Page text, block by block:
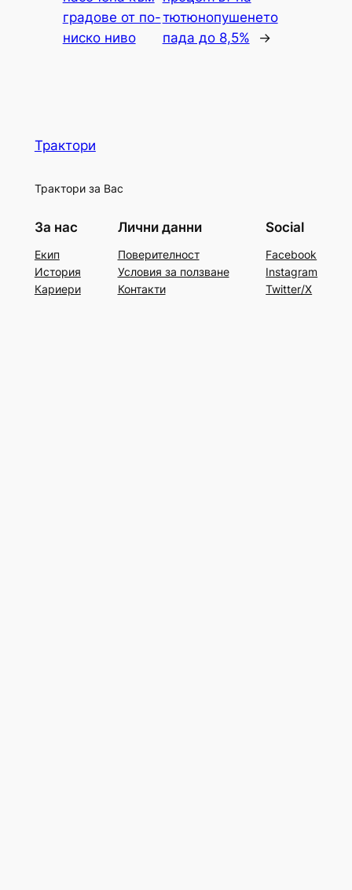
градове от по-
ниско ниво
тютюнопушенето
пада до 8,5%
→
Трактори
Трактори за Вас
За нас
Екип
История
Кариери
Лични данни
Поверителност
Условия за ползване
Контакти
Social
Facebook
Instagram
Twitter/X